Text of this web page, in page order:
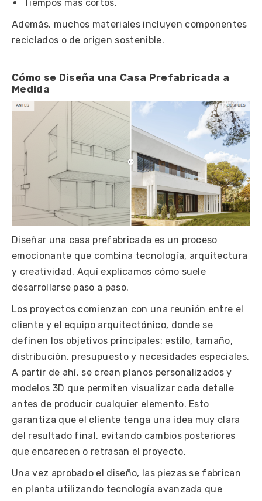
Tiempos más cortos.
Además, muchos materiales incluyen componentes
reciclados o de origen sostenible.
Cómo se Diseña una Casa Prefabricada a
Medida
Diseñar una casa prefabricada es un proceso
emocionante que combina tecnología, arquitectura
y creatividad. Aquí explicamos cómo suele
desarrollarse paso a paso.
Los proyectos comienzan con una reunión entre el
cliente y el equipo arquitectónico, donde se
definen los objetivos principales: estilo, tamaño,
distribución, presupuesto y necesidades especiales.
A partir de ahí, se crean planos personalizados y
modelos 3D que permiten visualizar cada detalle
antes de producir cualquier elemento. Esto
garantiza que el cliente tenga una idea muy clara
del resultado final, evitando cambios posteriores
que encarecen o retrasan el proyecto.
Una vez aprobado el diseño, las piezas se fabrican
en planta utilizando tecnología avanzada que